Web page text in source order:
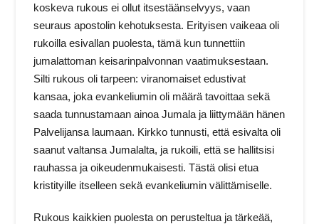
koskeva rukous ei ollut itsestäänselvyys, vaan
seuraus apostolin kehotuksesta. Erityisen vaikeaa oli
rukoilla esivallan puolesta, tämä kun tunnettiin
jumalattoman keisarinpalvonnan vaatimuksestaan.
Silti rukous oli tarpeen: viranomaiset edustivat
kansaa, joka evankeliumin oli määrä tavoittaa sekä
saada tunnustamaan ainoa Jumala ja liittymään hänen
Palvelijansa laumaan. Kirkko tunnusti, että esivalta oli
saanut valtansa Jumalalta, ja rukoili, että se hallitsisi
rauhassa ja oikeudenmukaisesti. Tästä olisi etua
kristityille itselleen sekä evankeliumin välittämiselle.
Rukous kaikkien puolesta on perusteltua ja tärkeää,